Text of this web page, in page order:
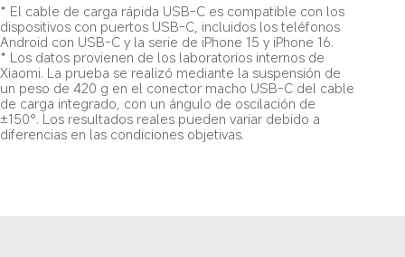
* El cable de carga rápida USB-C es compatible con los
dispositivos con puertos USB-C, incluidos los teléfonos
Android con USB-C y la serie de iPhone 15 y iPhone 16.
* Los datos provienen de los laboratorios internos de
Xiaomi. La prueba se realizó mediante la suspensión de
un peso de 420 g en el conector macho USB-C del cable
de carga integrado, con un ángulo de oscilación de
±150°. Los resultados reales pueden variar debido a
diferencias en las condiciones objetivas.